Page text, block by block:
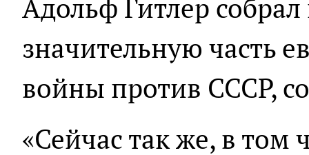
Адольф Гитлер
значительную часть
войны против СССР,
«Сейчас так же, в том